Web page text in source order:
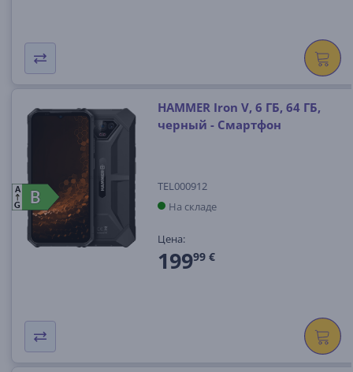
B
B
A
G
HAMMER Iron V, 6 ГБ, 64 ГБ,
черный - Смартфон
TEL000912
На складе
Цена:
19999 €